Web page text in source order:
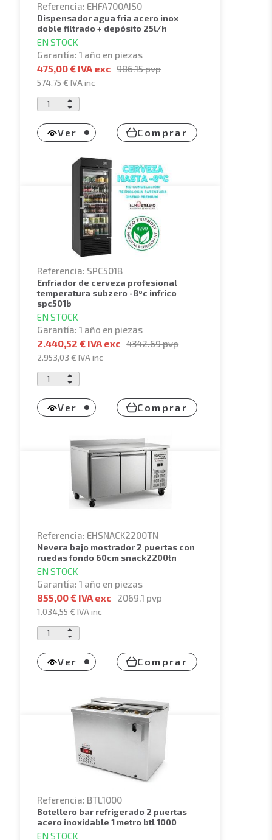
Referencia: EHFA700AIS0
dispensador agua fria acero inox
doble filtrado + depósito 25l/h
EN STOCK
Garantía: 1 año en piezas
475,00 € IVA exc 986.15pvp
574,75 €IVA inc
Ver Comprar
Referencia: SPC501B
enfriador de cerveza profesional
temperatura subzero -8ºc infrico
spc501b
EN STOCK
Garantía: 1 año en piezas
2.440,52 € IVA exc 4342.69pvp
2.953,03 €IVA inc
Ver Comprar
Referencia: EHSNACK2200TN
nevera bajo mostrador 2 puertas con
ruedas fondo 60cm snack2200tn
EN STOCK
Garantía: 1 año en piezas
855,00 € IVA exc 2069.1pvp
1.034,55 €IVA inc
Ver Comprar
Referencia: BTL1000
botellero bar refrigerado 2 puertas
acero inoxidable 1 metro btl 1000
EN STOCK